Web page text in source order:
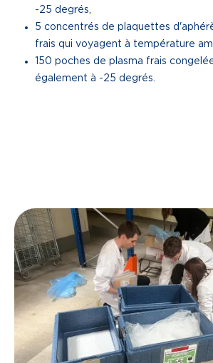
-25 degrés,
5 concentrés de plaquettes
frais qui voyagent à température
150 poches de plasma frais
également à -25 degrés.